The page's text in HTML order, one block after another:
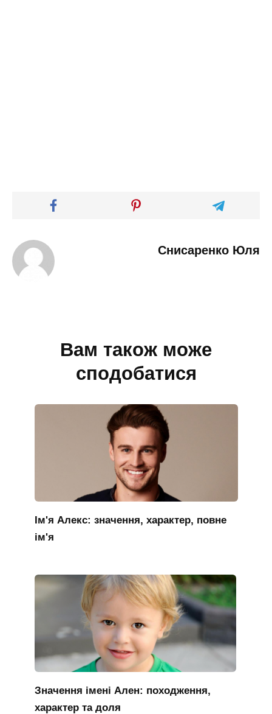
Снисаренко Юля
Вам також може
сподобатися
Ім'я Алекс: значення, характер, повне
ім'я
Значення імені Ален: походження,
характер та доля